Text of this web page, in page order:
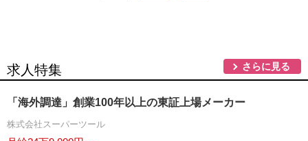
求人特集 さらに見る
「海外調達」創業100年以上の東証上場メーカー
株式会社スーパーツール